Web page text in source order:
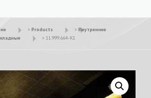
> Products > Внутреннее
> 11.999.664-K1